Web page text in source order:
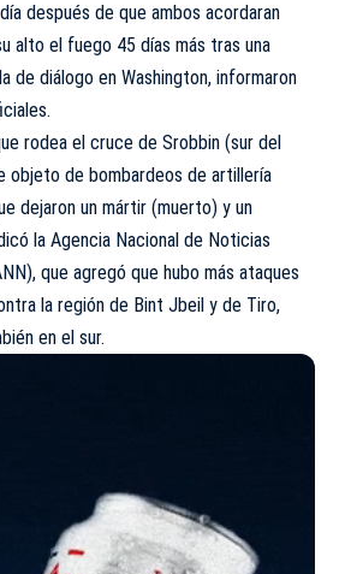
después de que ambos acordaran
alto el fuego 45 días más tras una
de diálogo en Washington, informaron
rodea el cruce de Srobbin (sur del
objeto de bombardeos de artillería
dejaron un mártir (muerto) y un
la Agencia Nacional de Noticias
que agregó que hubo más ataques
la región de Bint Jbeil y de Tiro,
en el sur.